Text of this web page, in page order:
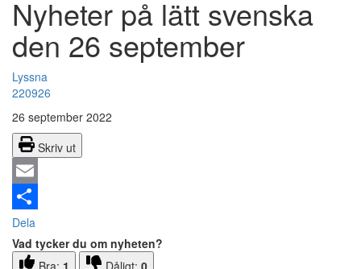
Nyheter på lätt svenska
den 26 september
Lyssna
220926
26 september 2022
Skriv ut
Email
Dela
Vad tycker du om nyheten?